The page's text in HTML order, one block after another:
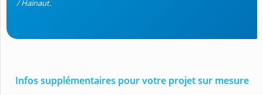
/ Hainaut.
Infos supplémentaires pour votre projet sur mesure